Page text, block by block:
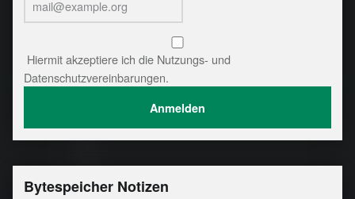
Hiermit akzeptiere ich die Nutzungs- und
Datenschutzvereinbarungen.
Bytespeicher Notizen